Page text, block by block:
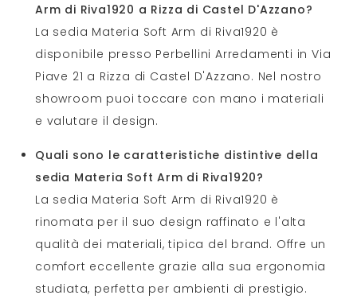
Arm di Riva1920 a Rizza di Castel D'Azzano?
La sedia Materia Soft Arm di Riva1920 è
disponibile presso Perbellini Arredamenti in Via
Piave 21 a Rizza di Castel D'Azzano. Nel nostro
showroom puoi toccare con mano i materiali
e valutare il design.
Quali sono le caratteristiche distintive della
sedia Materia Soft Arm di Riva1920?
La sedia Materia Soft Arm di Riva1920 è
rinomata per il suo design raffinato e l'alta
qualità dei materiali, tipica del brand. Offre un
comfort eccellente grazie alla sua ergonomia
studiata, perfetta per ambienti di prestigio.